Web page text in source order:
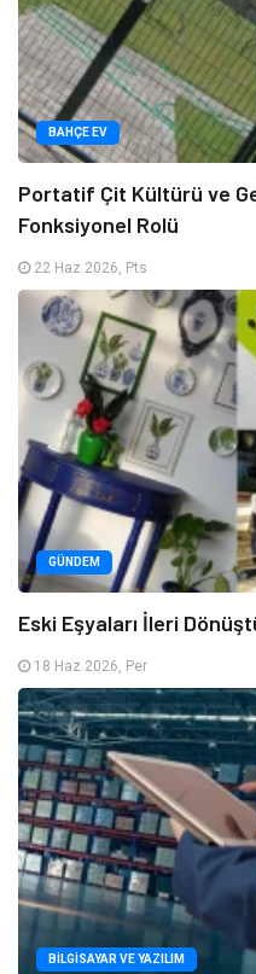
BAHÇE EV
Portatif Çit Kültürü ve
Fonksiyonel Rolü
22 Haz 2026, Pts
GÜNDEM
Eski Eşyaları İleri
18 Haz 2026, Per
BILGISAYAR VE YAZILIM